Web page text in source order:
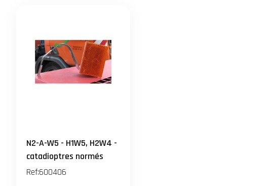
N2-A-W5 - H1W5, H2W4 -
catadioptres normés
Ref:600406